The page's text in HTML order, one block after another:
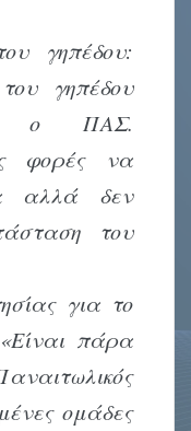
γηπέδου:
γηπέδου
ο ΠΑΣ.
φορές να
αλλά δεν
του
για το
πάρα
ομάδες